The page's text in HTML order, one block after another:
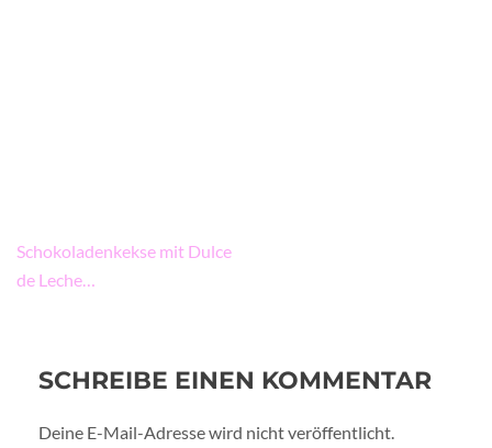
Beitragsnavigation
Schokoladenkekse mit Dulce
de Leche…
SCHREIBE EINEN KOMMENTAR
Deine E-Mail-Adresse wird nicht veröffentlicht.